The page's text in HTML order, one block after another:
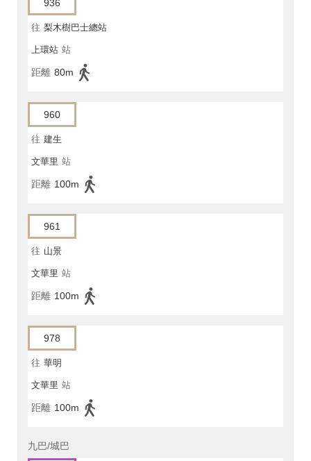
936
往 梨木樹巴士總站
上環站 站
距離 80m
960
往 建生
文華里 站
距離 100m
961
往 山景
文華里 站
距離 100m
978
往 華明
文華里 站
距離 100m
九巴/城巴